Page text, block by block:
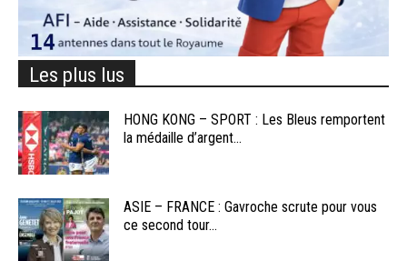
Les plus lus
HONG KONG – SPORT : Les Bleus remportent
la médaille d’argent...
ASIE – FRANCE : Gavroche scrute pour vous
ce second tour...